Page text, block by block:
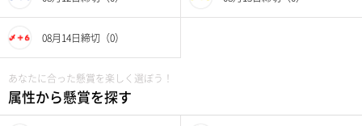
08月14日締切（0）
あなたに合った懸賞を楽しく選ぼう！
属性から懸賞を探す